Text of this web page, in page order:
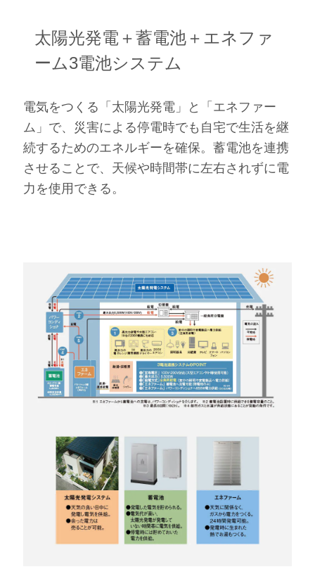
太陽光発電＋蓄電池＋エネファ
ーム3電池システム
電気をつくる「太陽光発電」と「エネファー
ム」で、災害による停電時でも自宅で生活を継
続するためのエネルギーを確保。蓄電池を連携
させることで、天候や時間帯に左右されずに電
力を使用できる。